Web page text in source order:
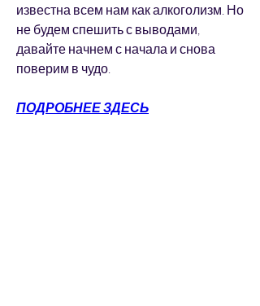
известна всем нам как алкоголизм. Но
не будем спешить с выводами,
давайте начнем с начала и снова
поверим в чудо.
ПОДРОБНЕЕ ЗДЕСЬ